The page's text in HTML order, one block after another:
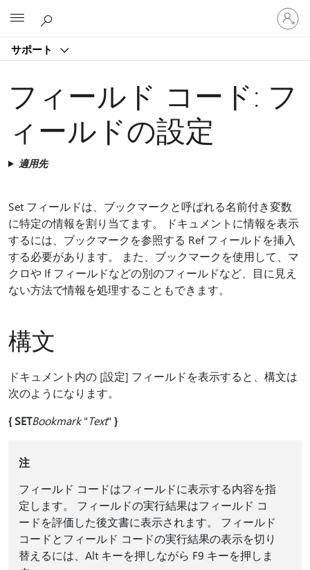
サポート
ア
カ
ウ
イ
フィールド コード: フ
ィールドの設定
適用先
Set フィールドは、ブックマークと呼ばれる名前付き変数
に特定の情報を割り当てます。 ドキュメントに情報を表示
するには、ブックマークを参照する Ref フィールドを挿入
する必要があります。 また、ブックマークを使用して、マ
クロや If フィールドなどの別のフィールドなど、目に見え
ない方法で情報を処理することもできます。
構文
ドキュメント内の [設定] フィールドを表示すると、構文は
次のようになります。
{ SETBookmark"Text" }
注
フィールド コードはフィールドに表示する内容を指
定します。 フィールドの実行結果はフィールド コ
ードを評価した後文書に表示されます。 フィールド
コードとフィールド コードの実行結果の表示を切り
替えるには、Alt キーを押しながら F9 キーを押しま